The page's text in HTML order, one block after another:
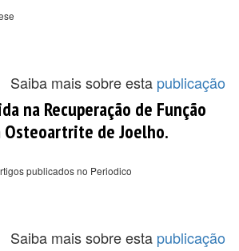
Saiba mais sobre esta publicação
na Recuperação de Função
Osteoartrite de Joelho.
publicados no Periodico
Saiba mais sobre esta publicação